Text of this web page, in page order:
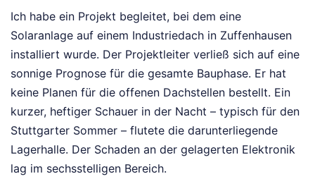
Ich habe ein Projekt begleitet, bei dem eine
Solaranlage auf einem Industriedach in Zuffenhausen
installiert wurde. Der Projektleiter verließ sich auf eine
sonnige Prognose für die gesamte Bauphase. Er hat
keine Planen für die offenen Dachstellen bestellt. Ein
kurzer, heftiger Schauer in der Nacht – typisch für den
Stuttgarter Sommer – flutete die darunterliegende
Lagerhalle. Der Schaden an der gelagerten Elektronik
lag im sechsstelligen Bereich.